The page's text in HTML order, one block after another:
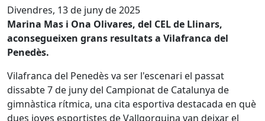
Divendres, 13 de juny de 2025
Marina Mas i Ona Olivares, del CEL de Llinars,
aconsegueixen grans resultats a Vilafranca del
Penedès.
Vilafranca del Penedès va ser l'escenari el passat
dissabte 7 de juny del Campionat de Catalunya de
gimnàstica rítmica, una cita esportiva destacada en què
dues joves esportistes de Vallgorguina van deixar el